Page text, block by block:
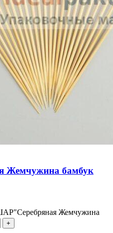
Жемчужина бамбук
Жемчужина